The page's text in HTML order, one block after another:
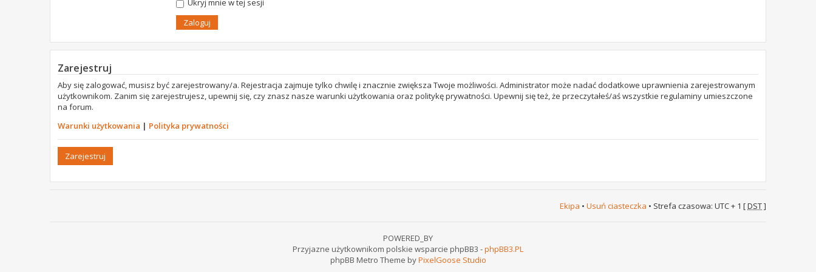
Ukryj mnie w tej sesji
Zarejestruj
Aby się zalogować, musisz być zarejestrowany/a. Rejestracja zajmuje tylko chwilę i znacznie zwiększa Twoje możliwości. Administrator może nadać dodatkowe uprawnienia zarejestrowanym
użytkownikom. Zanim się zarejestrujesz, upewnij się, czy znasz nasze warunki użytkowania oraz politykę prywatności. Upewnij się też, że przeczytałeś/aś wszystkie regulaminy umieszczone
na forum.
Warunki użytkowania | Polityka prywatności
Zarejestruj
Ekipa • Usuń ciasteczka • Strefa czasowa: UTC + 1 [DST]
POWERED_BY
Przyjazne użytkownikom polskie wsparcie phpBB3 -phpBB3.PL
phpBB Metro Theme byPixelGoose Studio